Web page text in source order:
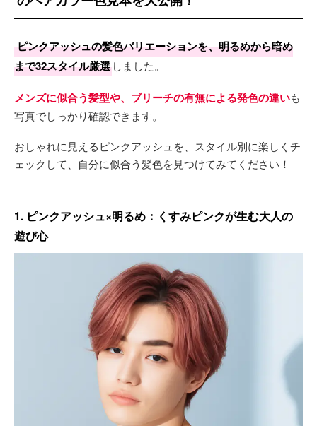
ピンクアッシュの髪色バリエーションを、明るめから暗め
まで32スタイル厳選 しました。
メンズに似合う髪型や、ブリーチの有無による発色の違いも
写真でしっかり確認できます。
おしゃれに見えるピンクアッシュを、スタイル別に楽しくチ
ェックして、自分に似合う髪色を見つけてみてください！
1. ピンクアッシュ×明るめ：くすみピンクが生む大人の
遊び心